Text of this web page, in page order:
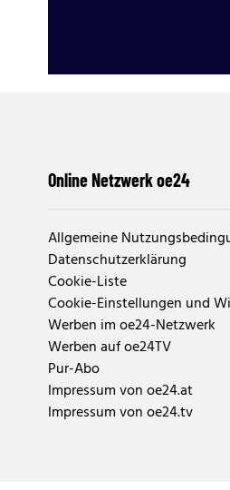
Online Netzwerk oe24
Allgemeine
Datenschutzerklärung
Cookie-Liste
Cookie-Einstellungen und
Werben im oe24-Netzwerk
Werben auf oe24TV
Pur-Abo
Impressum von oe24.at
Impressum von oe24.tv